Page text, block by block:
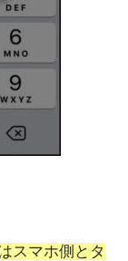
スマホ側とタ